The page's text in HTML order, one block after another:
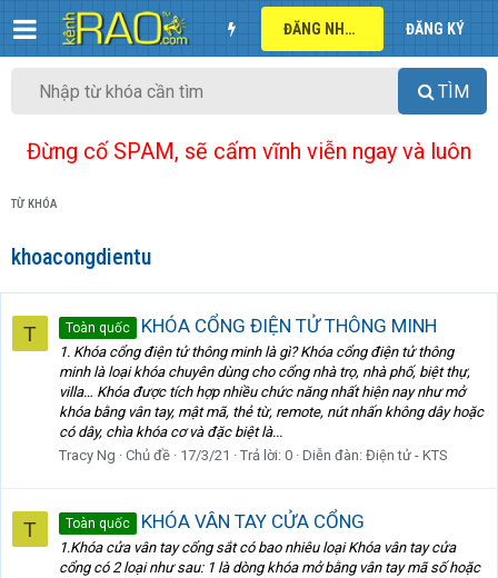
ĐĂNG NHẬP ĐĂNG KÝ
TÌM
Đừng cố SPAM, sẽ cấm vĩnh viễn ngay và luôn
TỪ KHÓA
khoacongdientu
T Toàn quốc KHÓA CỔNG ĐIỆN TỬ THÔNG MINH
1. Khóa cổng điện tử thông minh là gì? Khóa cổng điện tử thông
minh là loại khóa chuyên dùng cho cổng nhà trọ, nhà phố, biệt thự,
villa… Khóa được tích hợp nhiều chức năng nhất hiện nay như mở
khóa bằng vân tay, mật mã, thẻ từ, remote, nút nhấn không dây hoặc
có dây, chìa khóa cơ và đặc biệt là...
Tracy Ng
Chủ đề 17/3/21 Trả lời: 0 Diễn đàn: Điện tử - KTS
T Toàn quốc KHÓA VÂN TAY CỬA CỔNG
1.Khóa cửa vân tay cổng sắt có bao nhiêu loại Khóa vân tay cửa
cổng có 2 loại như sau: 1 là dòng khóa mở bằng vân tay mã số hoặc